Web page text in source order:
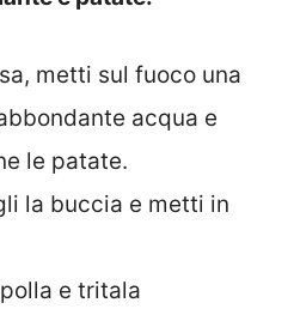
metti sul fuoco una
acqua e
le patate.
la buccia e metti in
e tritala